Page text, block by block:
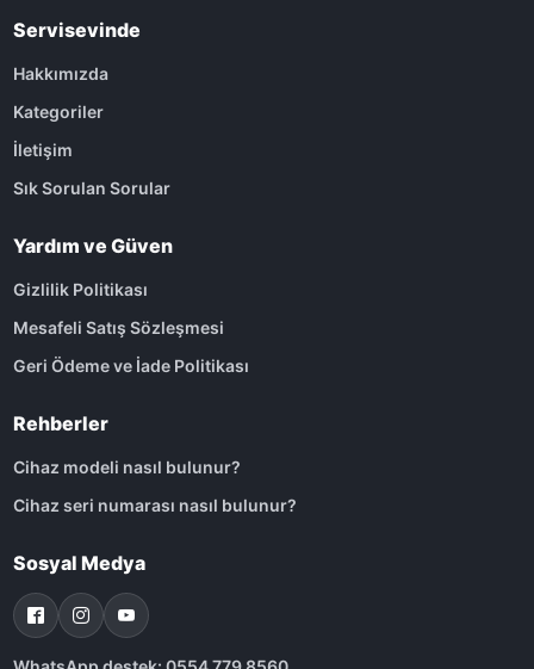
Servisevinde
Hakkımızda
Kategoriler
İletişim
Sık Sorulan Sorular
Yardım ve Güven
Gizlilik Politikası
Mesafeli Satış Sözleşmesi
Geri Ödeme ve İade Politikası
Rehberler
Cihaz modeli nasıl bulunur?
Cihaz seri numarası nasıl bulunur?
Sosyal Medya